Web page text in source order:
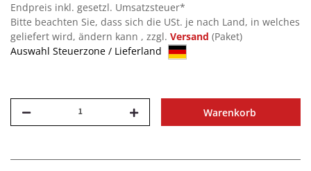
Endpreis inkl. gesetzl. Umsatzsteuer*
Bitte beachten Sie, dass sich die USt. je nach Land, in welches
geliefert wird, ändern kann , zzgl. Versand (Paket)
Auswahl Steuerzone / Lieferland
Warenkorb